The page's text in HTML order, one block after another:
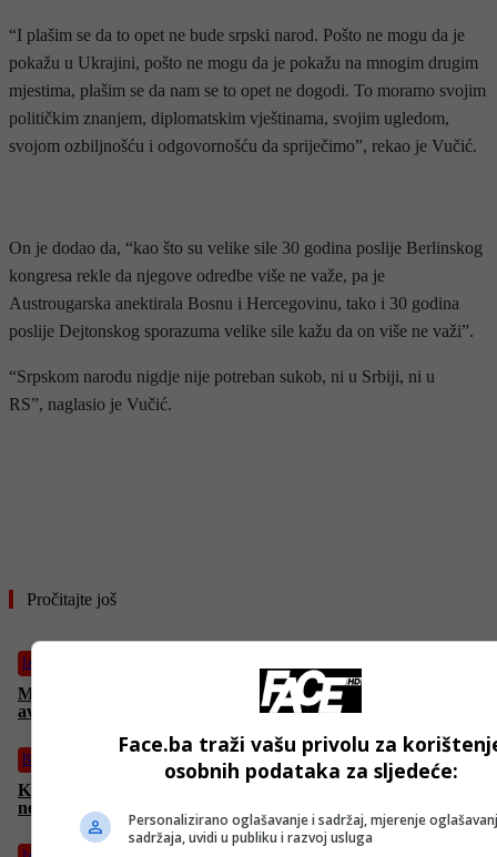
“I plašim se da to opet ne bude srpski narod. Pošto ne mogu da je
pokažu u Ukrajini, pošto ne mogu da je pokažu na mnogim drugim
mjestima, plašim se da nam se to opet ne dogodi. To moramo svojim
političkim znanjem, diplomatskim vještinama, svojim ugledom,
svojom ozbiljnošću i odgovornošću da spriječimo”, rekao je Vučić.
On je dodao da, “kao što su velike sile 30 godina poslije Berlinskog
kongresa rekle da njegove odredbe više ne važe, pa je
Austrougarska anektirala Bosnu i Hercegovinu, tako i 30 godina
poslije Dejtonskog sporazuma velike sile kažu da on više ne važi”.
“Srpskom narodu nigdje nije potreban sukob, ni u Srbiji, ni u
RS”, naglasio je Vučić.
Pročitajte još
Izdvojeno
Masakr u redu za hranu u Gazi: Izraelci pucali, pa pozvali
avion, najmanje 60 mrtvih
BiH
Kineski državljanin (32) preminuo u mostarskoj bolnici nakon
nesreće na gradilištu kod Stoca
Face.ba traži vašu privolu za
osobnih podataka za sljedeće:
Personalizirano oglašavanje i sadržaj, mjerenje
sadržaja, uvidi u publiku i razvoj usluga